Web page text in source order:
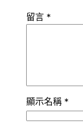
留言 *
顯示名稱 *